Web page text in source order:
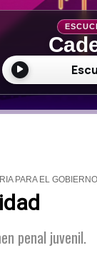
PARA EL GOBIERNO
penal juvenil.